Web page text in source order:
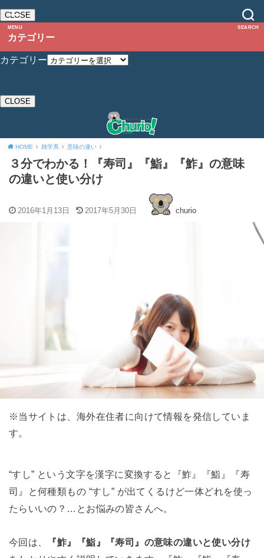
MENU
CLOSE
カテゴリー
カテゴリー
CLOSE
SEARCH
HOME 雑学系 意味の違い
３分でわかる！『寿司』『鮨』『鮓』の意味
の違いと使い分け
2016年1月13日 2017年5月30日 churio
※当サイトは、海外在住者に向けて情報を発信していま
す。
“すし” という文字を漢字に変換すると『鮓』『鮨』『寿
司』と何種類もの “すし” が出てくるけど一体どれを使っ
たらいいの？…とお悩みの皆さんへ。
今回は、
『鮓』『鮨』『寿司』の意味の違いと使い分け